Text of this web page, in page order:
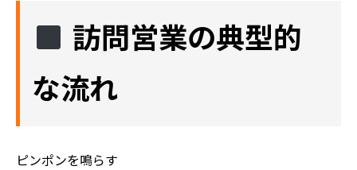
訪問営業の典型的
な流れ
ピンポンを鳴らす